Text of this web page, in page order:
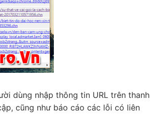
dùng nhập thông tin URL trên thanh
cũng như báo cáo các lỗi có liên